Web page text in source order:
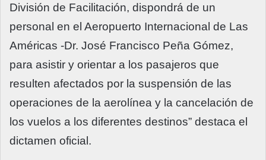
División de Facilitación, dispondrá de un
personal en el Aeropuerto Internacional de Las
Américas -Dr. José Francisco Peña Gómez,
para asistir y orientar a los pasajeros que
resulten afectados por la suspensión de las
operaciones de la aerolínea y la cancelación de
los vuelos a los diferentes destinos” destaca el
dictamen oficial.